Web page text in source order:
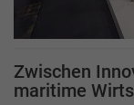
Zwischen
maritime